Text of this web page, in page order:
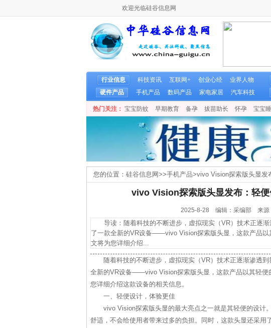
欢迎光临硅谷信息网
行业信息 科技资讯 互联网+ 创业心经
业界人物
硬件产品
手机产品 数码产品 家电家居 汽车科技
热门关注： 宝宝防蚊 早期教育 备孕 拔苗助长 怀孕 宝宝
您的位置： 硅谷信息网>>手机产品>vivo Vision探索版头显发
vivo Vision探索版头显发布：轻
2025-8-28 编辑：采编部 来源
导读：随着科技的不断进步，虚拟现实（VR）技术正逐渐
了一款全新的VR设备——vivo Vision探索版头显，这款产品以
文将为您详细介绍...
随着科技的不断进步，虚拟现实（VR）技术正逐渐渗透
全新的VR设备——vivo Vision探索版头显，这款产品以其轻便
您详细介绍这款设备的相关信息。
一、轻便设计，体验更佳
vivo Vision探索版头显的最大亮点之一就是其轻便的设计
舒适，不会给使用者带来过多的负担。同时，这款头显还采